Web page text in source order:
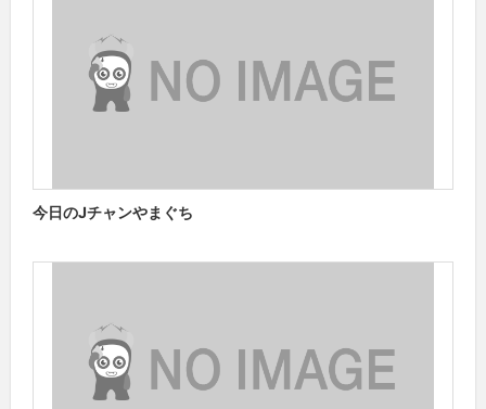
今日のJチャンやまぐち